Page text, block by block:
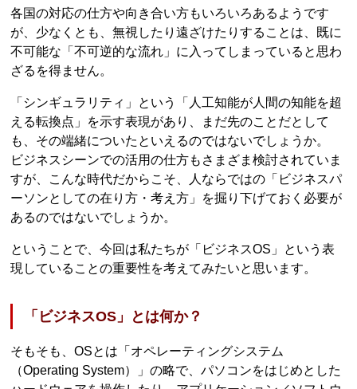
各国の対応の仕方や向き合い方もいろいろあるようです
が、少なくとも、無視したり遠ざけたりすることは、既に
不可能な「不可逆的な流れ」に入ってしまっていると思わ
ざるを得ません。
「シンギュラリティ」という「人工知能が人間の知能を超
える転換点」を示す表現があり、まだ先のことだとして
も、その端緒についたといえるのではないでしょうか。
ビジネスシーンでの活用の仕方もさまざま検討されていま
すが、こんな時代だからこそ、人ならではの「ビジネスパ
ーソンとしての在り方・考え方」を掘り下げておく必要が
あるのではないでしょうか。
ということで、今回は私たちが「ビジネスOS」という表
現していることの重要性を考えてみたいと思います。
「ビジネスOS」とは何か？
そもそも、OSとは「オペレーティングシステム
（Operating System）」の略で、パソコンをはじめとした